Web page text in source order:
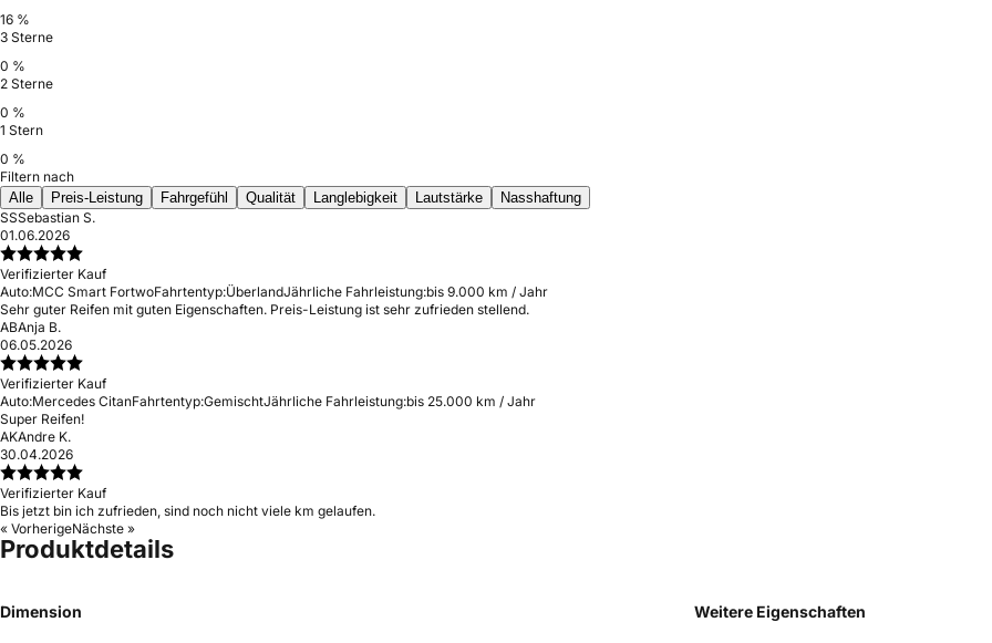
16 %
3 Sterne
0 %
2 Sterne
0 %
1 Stern
0 %
Filtern nach
Alle
Preis-Leistung Fahrgefühl Qualität Langlebigkeit Lautstärke
Nasshaftung
SSSebastian S.
01.06.2026
Verifizierter Kauf
Auto:MCC Smart FortwoFahrtentyp:ÜberlandJährliche Fahrleistung:bis 9.000 km / Jahr
Sehr guter Reifen mit guten Eigenschaften. Preis-Leistung ist sehr zufrieden stellend.
ABAnja B.
06.05.2026
Verifizierter Kauf
Auto:Mercedes CitanFahrtentyp:GemischtJährliche Fahrleistung:bis 25.000 km / Jahr
Super Reifen!
AKAndre K.
30.04.2026
Verifizierter Kauf
Bis jetzt bin ich zufrieden, sind noch nicht viele km gelaufen.
« VorherigeNächste »
Produktdetails
Dimension Weitere Eigenschaften